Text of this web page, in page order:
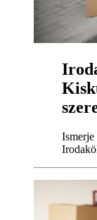
Ismerje